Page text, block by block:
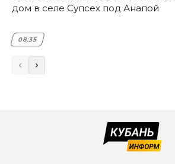
дом в селе Супсех под Анапой
08:35